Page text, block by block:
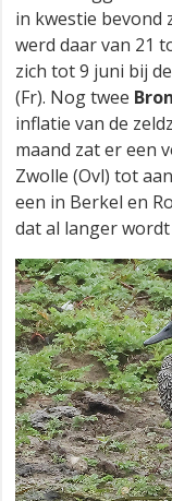
in kwestie bevond
werd daar van 21
zich tot 9 juni bij
(Fr). Nog twee
inflatie van de
maand zat er een
Zwolle (Ovl) tot
een in Berkel en
dat al langer